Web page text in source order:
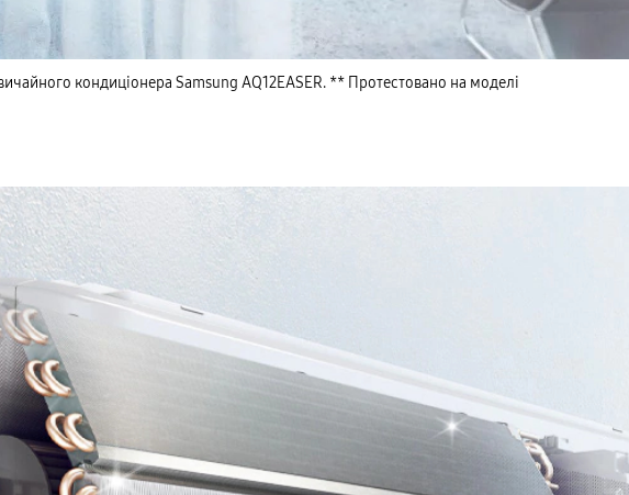
кондиціонера Samsung AQ12EASER. ** Протестовано на моделі